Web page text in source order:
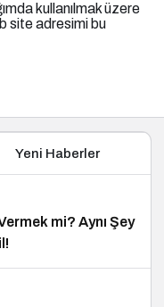
kullanılmak üzere
site adresimi bu
Yeni Haberler
mi? Aynı Şey